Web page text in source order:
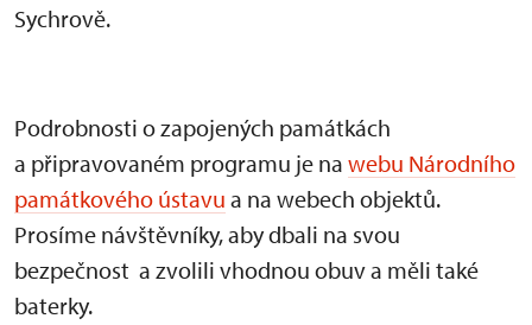
Sychrově.
Podrobnosti o zapojených památkách
a připravovaném programu je na webu Národního
památkového ústavu a na webech objektů.
Prosíme návštěvníky, aby dbali na svou
bezpečnost a zvolili vhodnou obuv a měli také
baterky.